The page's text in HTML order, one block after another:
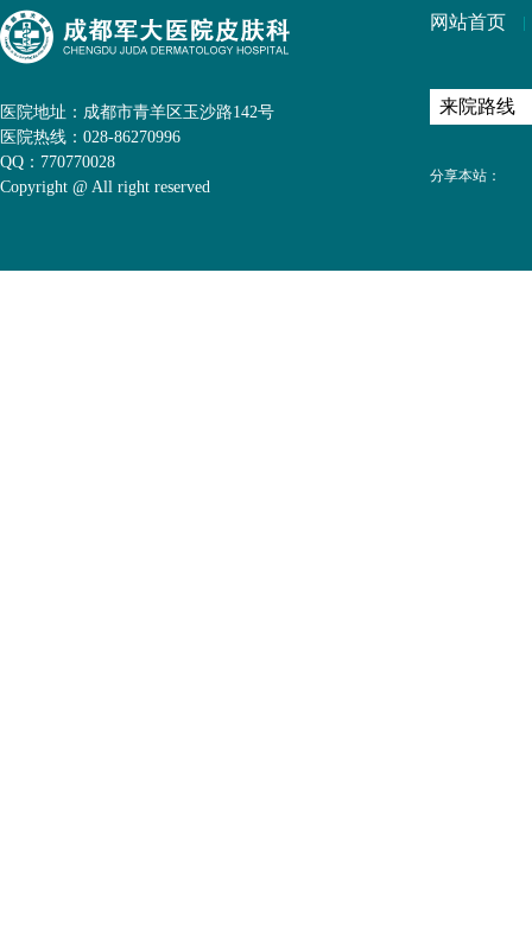
医院地址：成都市青羊区玉沙路142号
医院热线：028-86270996
QQ：770770028
Copyright @ All right reserved
网站首页
分享本站：